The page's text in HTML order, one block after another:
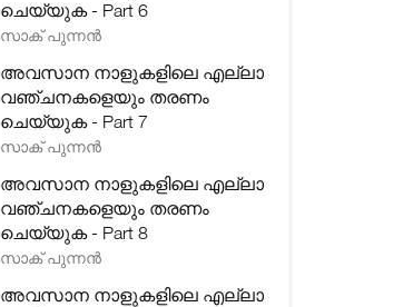
ചെയ്യുക - Part 6
സാക് പുന്നൻ
അവസാന നാളുകളിലെ എല്ലാ
വഞ്ചനകളെയും തരണം
ചെയ്യുക - Part 7
സാക് പുന്നൻ
അവസാന നാളുകളിലെ എല്ലാ
വഞ്ചനകളെയും തരണം
ചെയ്യുക - Part 8
സാക് പുന്നൻ
അവസാന നാളുകളിലെ എല്ലാ